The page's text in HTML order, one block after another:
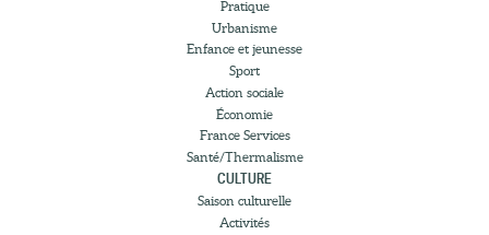
Pratique
Urbanisme
Enfance et jeunesse
Sport
Action sociale
Économie
France Services
Santé/Thermalisme
CULTURE
Saison culturelle
Activités